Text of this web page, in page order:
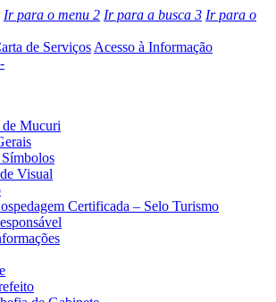
Ir para o menu 2 Ir para a busca 3 Ir para o
de Serviços Acesso à Informação
Mucuri
Visual
Certificada – Selo Turismo